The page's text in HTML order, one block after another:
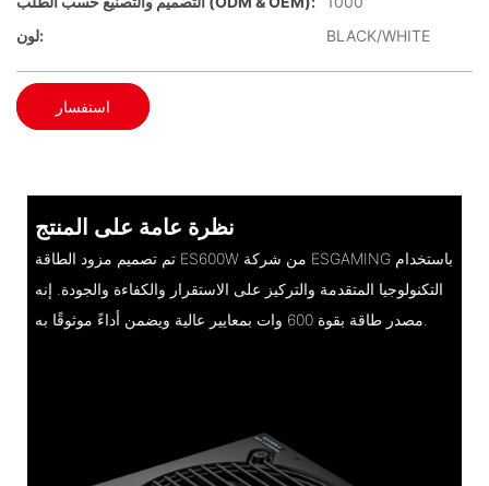
لون:
BLACK/WHITE
استفسار
نظرة عامة على المنتج
تم تصميم مزود الطاقة ES600W من شركة ESGAMING باستخدام
التكنولوجيا المتقدمة والتركيز على الاستقرار والكفاءة والجودة. إنه